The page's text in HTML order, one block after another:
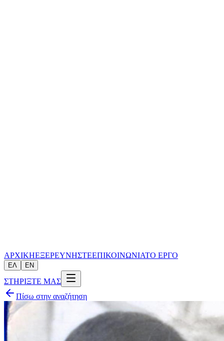
ΑΡΧΙΚΗΕΞΕΡΕΥΝΗΣΤΕΕΠΙΚΟΙΝΩΝΙΑΤΟ ΕΡΓΟ
ΕΛ EN
ΣΤΗΡΙΞΤΕ ΜΑΣ
Πίσω στην αναζήτηση